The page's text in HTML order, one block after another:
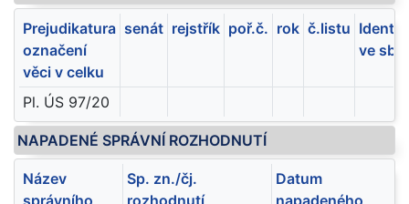
Prejudikatura
označení
věci v celku
senát rejstřík poř.č. rok č.listu
ve
Pl. ÚS 97/20
NAPADENÉ SPRÁVNÍ ROZHODNUTÍ
Název
správního
Sp. zn./čj.
rozhodnutí
Datum
napadeného